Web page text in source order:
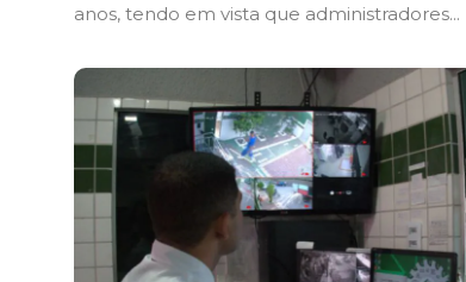
anos, tendo em vista que administradores...